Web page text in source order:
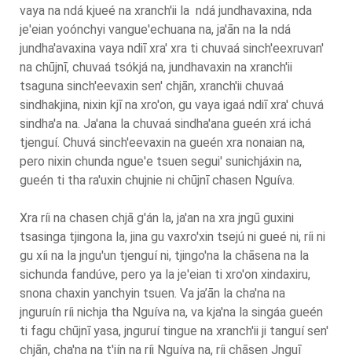
vaya na ndá kjueé na xranch'ii la ndá jundhavaxina, nda
je'eian yoónchyi vangue'echuana na, ja'ān na la ndá
jundha'avaxina vaya ndiī xra' xra ti chuvaá sinch'eexruvan'
na chūjnī, chuvaá tsókjá na, jundhavaxin na xranch'ii
tsaguna sinch'eevaxin sen' chjān, xranch'ii chuvaá
sindhakjina, nixin kjī na xro'on, gu vaya igaá ndiī xra' chuvá
sindha'a na. Ja'ana la chuvaá sindha'ana gueén xrá ichá
tjenguí. Chuvá sinch'eevaxin na gueén xra nonaian na,
pero nixin chunda ngue'e tsuen segui' sunichjáxin na,
gueén ti tha ra'uxin chujnie ni chūjnī chasen Nguíva.
Xra ríi na chasen chjā g'án la, ja'an na xra jngū guxini
tsasinga tjingona la, jina gu vaxro'xin tsejú ni gueé ni, ríi ni
gu xíi na la jngu'un tjenguí ni, tjingo'na la chāsena na la
sichunda fandúve, pero ya la je'eian ti xro'on xindaxiru,
snona chaxin yanchyin tsuen. Va ja’ān la cha'na na
jnguruín ríi nichja tha Nguíva na, va kja'na la singáa gueén
ti fagu chūjnī yasa, jnguruí tingue na xranch'ii ji tanguí sen'
chjān, cha'na na t'iín na ríi Nguíva na, ríi chāsen Jnguī